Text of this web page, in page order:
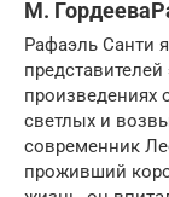
М.
Рафаэль Санти
произведениях
светлых и
современник
проживший